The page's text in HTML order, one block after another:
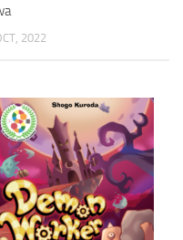
2022